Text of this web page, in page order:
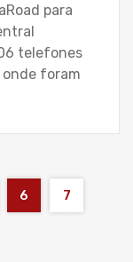
para
telefones
onde foram
6 7